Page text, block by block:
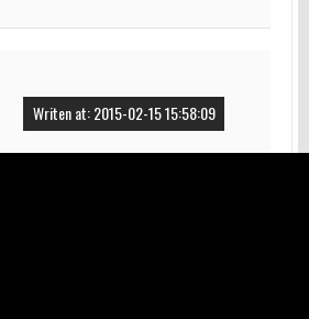
Writen at: 2015-02-15 15:58:09